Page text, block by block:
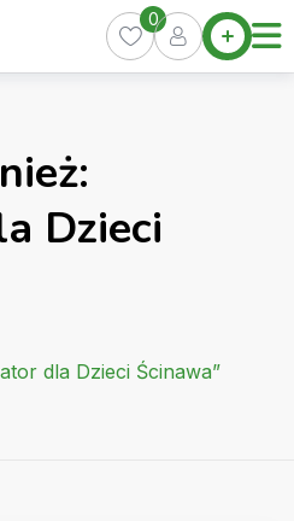
Home
Oferty
Kurs
0
Dzieci
dla Dzieci Ścinawa”